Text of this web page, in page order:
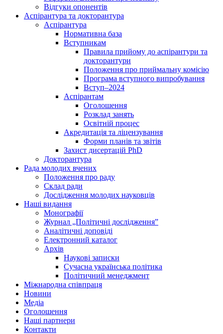
Відгуки опонентів
Аспірантура та докторантура
Аспірантура
Нормативна база
Вступникам
Правила прийому до аспірантури та
докторантури
Положення про приймальну комісію
Програма вступного випробування
Вступ–2024
Аспірантам
Оголошення
Розклад занять
Освітній процес
Акредитація та ліцензування
Форми планів та звітів
Захист дисертацій PhD
Докторантура
Рада молодих вчених
Положення про раду
Склад ради
Дослідження молодих науковців
Наші видання
Монографії
Журнал „Політичні дослідження”
Аналітичні доповіді
Електронний каталог
Архів
Наукові записки
Сучасна українська політика
Політичний менеджмент
Міжнародна співпраця
Новини
Медіa
Оголошення
Наші партнери
Контакти